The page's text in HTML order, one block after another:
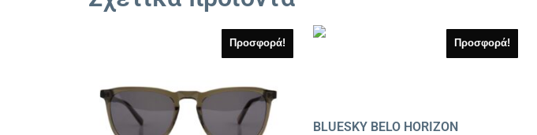
Προσφορά! Προσφορά!
BLUESKY BELO HORIZON